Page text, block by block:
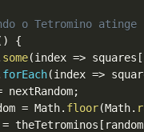
o Tetromino atinge
)
{
some(index => squares [
forEach(index =>
nextRandom;
= Math. floor(Math.
= theTetrominos [ random